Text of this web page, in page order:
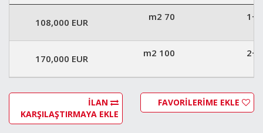
1+1
70 m2
108,000 EUR
2+1
100 m2
170,000 EUR
İLAN
KARŞILAŞTIRMAYA EKLE